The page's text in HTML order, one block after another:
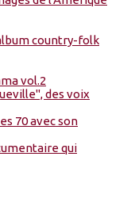
country-folk
vol.2
des voix
70 avec son
qui